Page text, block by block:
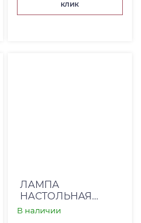
клик
ЛАМПА
НАСТОЛЬНАЯ
STYLECRAFT (00-
В наличии